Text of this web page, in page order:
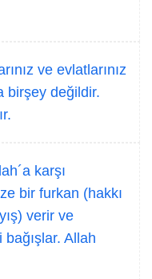
ve evlatlarınız
birşey değildir.
karşı
bir furkan (hakkı
verir ve
bağışlar. Allah